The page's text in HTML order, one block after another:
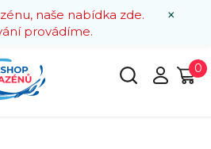
×
naše nabídka zde.
provádíme.
0